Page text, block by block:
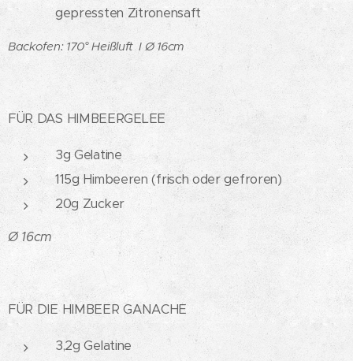
gepressten Zitronensaft
Backofen: 170° Heißluft I Ø 16cm
FÜR DAS HIMBEERGELEE
3g Gelatine
115g Himbeeren (frisch oder gefroren)
20g Zucker
Ø 16cm
FÜR DIE HIMBEER GANACHE
3,2g Gelatine